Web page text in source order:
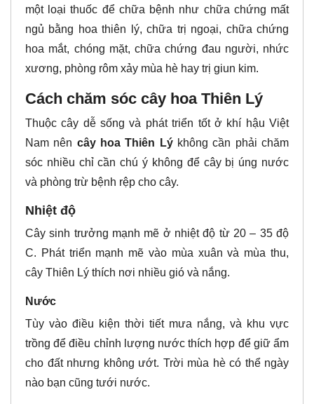
một loại thuốc để chữa bệnh như chữa chứng mất
ngủ bằng hoa thiên lý, chữa trị ngoại, chữa chứng
hoa mắt, chóng mặt, chữa chứng đau người, nhức
xương, phòng rôm xảy mùa hè hay trị giun kim.
Cách chăm sóc cây hoa Thiên Lý
Thuộc cây dễ sống và phát triển tốt ở khí hậu Việt
Nam nên cây hoa Thiên Lýkhông cần phải chăm
sóc nhiều chỉ cần chú ý không để cây bị úng nước
và phòng trừ bệnh rệp cho cây.
Nhiệt độ
Cây sinh trưởng mạnh mẽ ở nhiệt độ từ 20 – 35 độ
C. Phát triển mạnh mẽ vào mùa xuân và mùa thu,
cây Thiên Lý thích nơi nhiều gió và nắng.
Nước
Tùy vào điều kiện thời tiết mưa nắng, và khu vực
trồng để điều chỉnh lượng nước thích hợp để giữ ẩm
cho đất nhưng không ướt. Trời mùa hè có thể ngày
nào bạn cũng tưới nước.